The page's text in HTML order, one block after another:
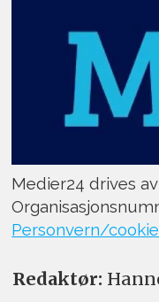
Medier24 drives
Personvern/
Redaktør: